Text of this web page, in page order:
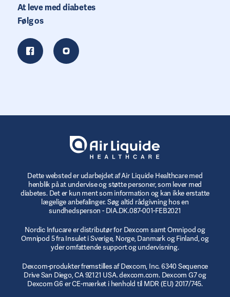
At leve med diabetes
Følg os
Dette websted er udarbejdet af Air Liquide Healthcare med
henblik på at undervise og støtte personer, som lever med
diabetes. Det er kun ment som information og kan ikke erstatte
lægelige anbefalinger. Søg altid rådgivning hos en
sundhedsperson - DIA.DK.087-001-FEB2021
Nordic Infucare er distributør for Dexcom samt Omnipod og
Omnipod 5 fra Insulet i Sverige, Norge, Danmark og Finland, og
yder omfattende support og undervisning.
Dexcom-produkter fremstilles af Dexcom, Inc. 6340 Sequence
Drive San Diego, CA 92121 USA. dexcom.com. Dexcom G7 og
Dexcom G6 er CE-mærket i henhold til MDR (EU) 2017/745.